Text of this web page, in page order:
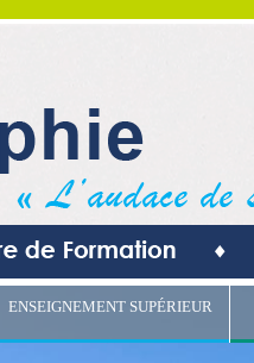
ENSEIGNEMENT SUPÉRIEUR